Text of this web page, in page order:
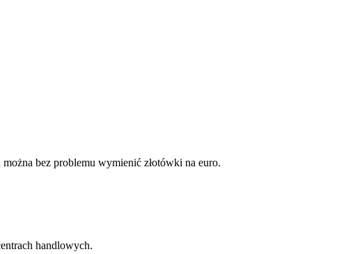
bez problemu wymienić złotówki na euro.
handlowych.